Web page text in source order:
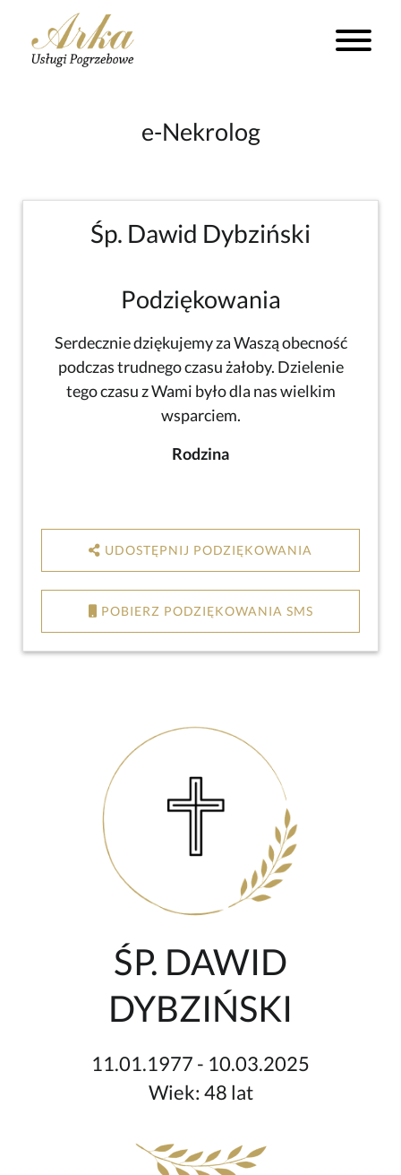
e-Nekrolog
Śp. Dawid Dybziński
Podziękowania
Serdecznie dziękujemy za Waszą obecność
podczas trudnego czasu żałoby. Dzielenie
tego czasu z Wami było dla nas wielkim
wsparciem.
Rodzina
UDOSTĘPNIJ PODZIĘKOWANIA
POBIERZ PODZIĘKOWANIA SMS
ŚP. DAWID
DYBZIŃSKI
11.01.1977 - 10.03.2025
Wiek: 48 lat